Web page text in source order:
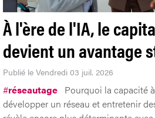
À l'ère de l'IA, le
devient un avantage
Publié le Vendredi 03 juil. 2026